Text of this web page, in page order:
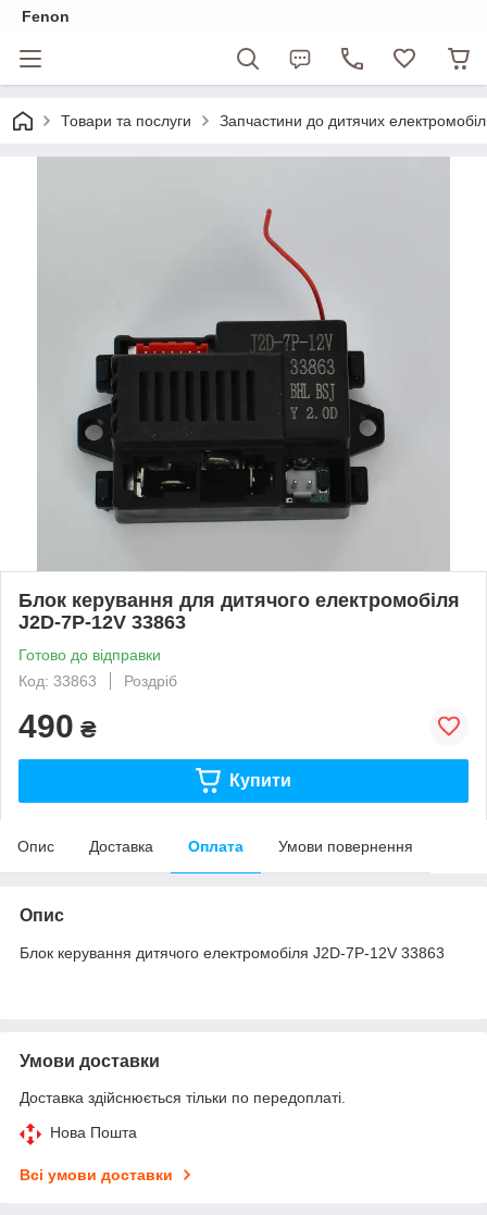
Fenon
Товари та послуги Запчастини до дитячих
Блок керування для дитячого електромобіля
J2D-7P-12V 33863
Готово до відправки
Код: 33863
Роздріб
490 ₴
Купити
Опис Доставка Оплата Умови повернення
Опис
Блок керування дитячого електромобіля J2D-7P-12V 33863
Умови доставки
Доставка здійснюється тільки по передоплаті.
Нова Пошта
Всі умови доставки